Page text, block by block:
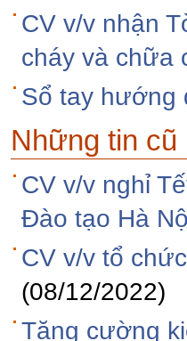
CV v/v nhận
cháy và chữa
Sổ tay hướng
Những tin cũ
CV v/v nghỉ
Đào tạo Hà
CV v/v tổ
(08/12/2022)
Tăng cường